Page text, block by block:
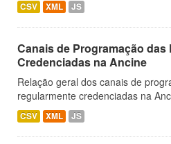
CSV XML JS
Canais de Programação
Credenciadas na Ancine
Relação geral dos canais de
regularmente credenciadas na
CSV XML JS